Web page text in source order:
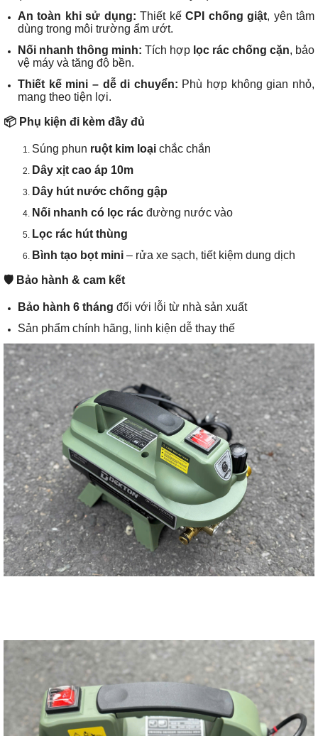
An toàn khi sử dụng: Thiết kếCPI chống giật, yên tâm
dùng trong môi trường ẩm ướt.
Nối nhanh thông minh: Tích hợp lọc rác chống cặn, bảo
vệ máy và tăng độ bền.
Thiết kế mini – dễ di chuyển: Phù hợp không gian nhỏ,
mang theo tiện lợi.
📦 Phụ kiện đi kèm đầy đủ
Súng phun ruột kim loại chắc chắn
Dây xịt cao áp 10m
Dây hút nước chống gập
Nối nhanh có lọc rác đường nước vào
Lọc rác hút thùng
Bình tạo bọt mini – rửa xe sạch, tiết kiệm dung dịch
🛡️ Bảo hành & cam kết
Bảo hành 6 tháng đối với lỗi từ nhà sản xuất
Sản phẩm chính hãng, linh kiện dễ thay thế